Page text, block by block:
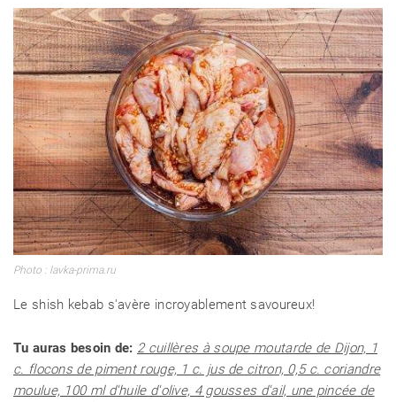
Photo : lavka-prima.ru
Le shish kebab s'avère incroyablement savoureux!
Tu auras besoin de: 2 cuillères à soupe moutarde de Dijon, 1
c. flocons de piment rouge, 1 c. jus de citron, 0,5 c. coriandre
moulue, 100 ml d'huile d'olive, 4 gousses d'ail, une pincée de